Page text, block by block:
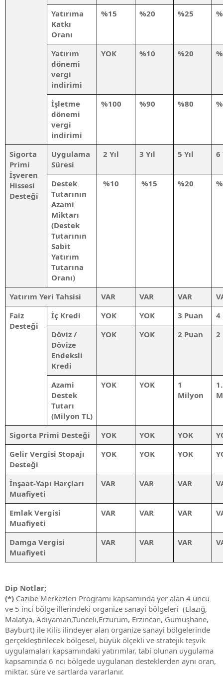
Yatırıma
Katkı
Oranı
%15 %20 %25
Yatırım
dönemi
vergi
indirimi
YOK %10 %20
İşletme
dönemi
vergi
indirimi
%100 %90 %80
Sigorta
Primi
İşveren
Hissesi
Desteği
Uygulama
Süresi
2 Yıl 3 Yıl 5 Yıl 6
Destek
Tutarının
Azami
Miktarı
(Destek
Tutarının
Sabit
Yatırım
Tutarına
Oranı)
%10 %15 %20
Yatırım Yeri Tahsisi VAR VAR VAR
Faiz
Desteği
İç Kredi YOK YOK 3 Puan
4
Döviz /
Dövize
Endeksli
Kredi
YOK YOK 2 Puan 2
Azami
Destek
Tutarı
(Milyon TL)
YOK YOK
1
Milyon
Sigorta Primi Desteği YOK YOK YOK
Gelir Vergisi Stopajı
Desteği
YOK YOK YOK
İnşaat-Yapı Harçları
Muafiyeti
VAR VAR VAR
Emlak Vergisi
Muafiyeti
VAR VAR VAR
Damga Vergisi
Muafiyeti
VAR VAR VAR
Dip Notlar;
(*) Cazibe Merkezleri Programı kapsamında yer alan 4 üncü
ve 5 inci bölge illerindeki organize sanayi bölgeleri (Elazığ,
Malatya, Adıyaman,Tunceli,Erzurum, Erzincan, Gümüşhane,
Bayburt) ile Kilis ilindeyer alan organize sanayi bölgelerinde
gerçekleştirilecek bölgesel, büyük ölçekli ve stratejik teşvik
uygulamaları kapsamındaki yatırımlar, tabi olunan uygulama
kapsamında 6 ncı bölgede uygulanan desteklerden aynı oran,
miktar, süre ve şartlarda yararlanır.